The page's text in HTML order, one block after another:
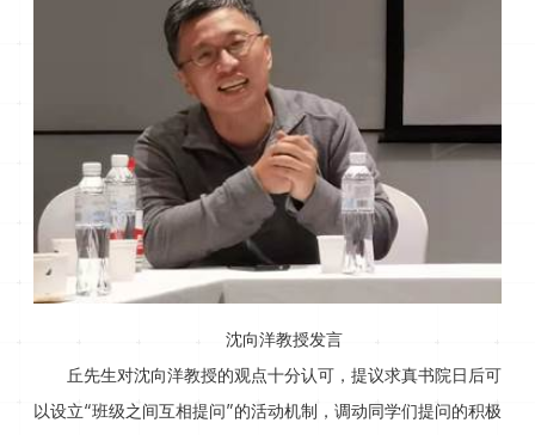
沈向洋教授发言
丘先生对沈向洋教授的观点十分认可，提议求真书院日后可
以设立“班级之间互相提问”的活动机制，调动同学们提问的积极